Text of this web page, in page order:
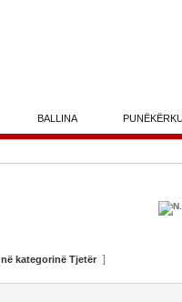
BALLINA
kategorinë Tjetër ]